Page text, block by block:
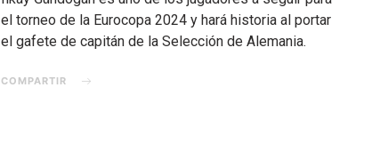
el torneo de la Eurocopa 2024 y hará historia al portar
el gafete de capitán de la Selección de Alemania.
COMPARTIR